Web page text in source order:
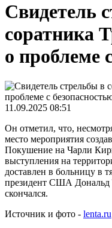
Свидетель
соратника
о проблеме
11.09.2025 08:51
Он отметил, что,
место мероприятия
Покушение на Чарли
выступления на
доставлен в больницу в
президент США Дональд
скончался.
Источник и фото - lenta.ru